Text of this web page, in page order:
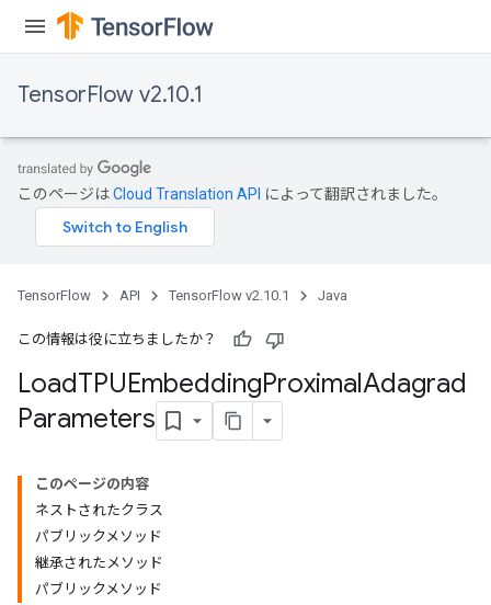
TensorFlow v2.10.1
このページはCloud Translation API によって翻訳されました。
TensorFlow API TensorFlow v2.10.1 Java
この情報は役に立ちましたか？
LoadTPUEmbeddingProximalAdagrad
Parameters
このページの内容
ネストされたクラス
パブリックメソッド
継承されたメソッド
パブリックメソッド